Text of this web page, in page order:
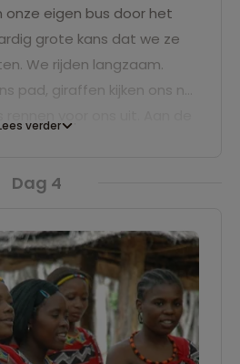
onze eigen bus door het
grote kans dat we ze
We rijden langzaam.
pad, giraffen kijken ons na
verder
Dag 4